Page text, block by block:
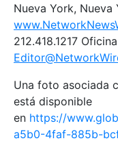
Nueva York, Nueva
212.418.1217 Oficina
Una foto asociada
está disponible
en https://
a5b0-4faf-885b-